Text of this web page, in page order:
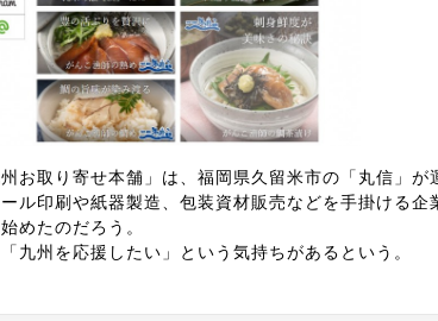
お取り寄せ本舗」は、福岡県久留米市の「丸信」が
ル印刷や紙器製造、包装資材販売などを手掛ける
めたのだろう。
九州を応援したい」という気持ちがあるという。